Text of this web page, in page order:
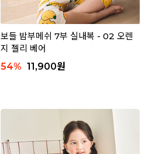
보들 밤부메쉬 7부 실내복 - 02 오렌
지 젤리 베어
54% 11,900원